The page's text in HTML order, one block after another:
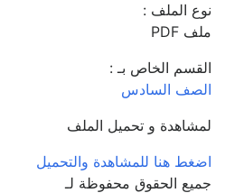
نوع الملف :
ملف PDF
القسم الخاص بـ :
الصف السادس
لمشاهدة و تحميل الملف
اضغط هنا للمشاهدة والتحميل
جميع الحقوق محفوظة لـ